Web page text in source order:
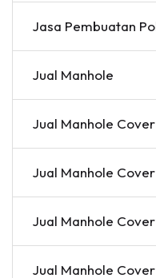
Jasa Pembuatan
Jual Manhole
Jual Manhole Cover
Jual Manhole
Jual Manhole
Jual Manhole